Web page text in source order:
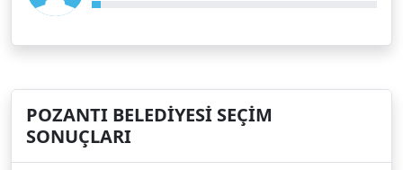
POZANTI BELEDİYESİ SEÇİM
SONUÇLARI